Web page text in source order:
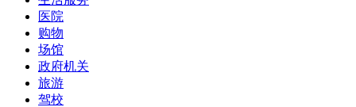
医院
购物
场馆
政府机关
旅游
驾校